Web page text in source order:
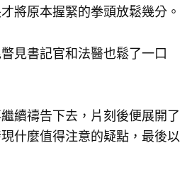
將原本握緊的拳頭放鬆幾分。
書記官和法醫也鬆了一口
禱告下去，片刻後便展開了
什麼值得注意的疑點，最後以